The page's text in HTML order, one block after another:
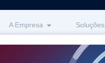
A Empresa Soluções